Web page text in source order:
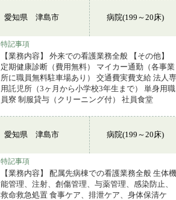
愛知県 津島市 病院(199～20床)
特記事項
【業務内容】 外来での看護業務全般 【その他】
定期健康診断（費用無料） マイカー通勤（各事業
所に職員無料駐車場あり） 交通費実費支給 法人専
用託児所（3ヶ月から小学校3年生まで） 単身用職
員寮 制服貸与（クリーニング付） 社員食堂
愛知県 津島市 病院(199～20床)
特記事項
【業務内容】 配属先病棟での看護業務全般 生体機
能管理、注射、創傷管理、与薬管理、感染防止、
救命救急処置 食事ケア、排泄ケア、身体保清ケ